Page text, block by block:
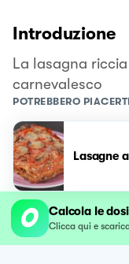
Introduzione
La lasagna
carnevalesco
POTREBBERO
Lasagne
Calcola le
Clicca qui e